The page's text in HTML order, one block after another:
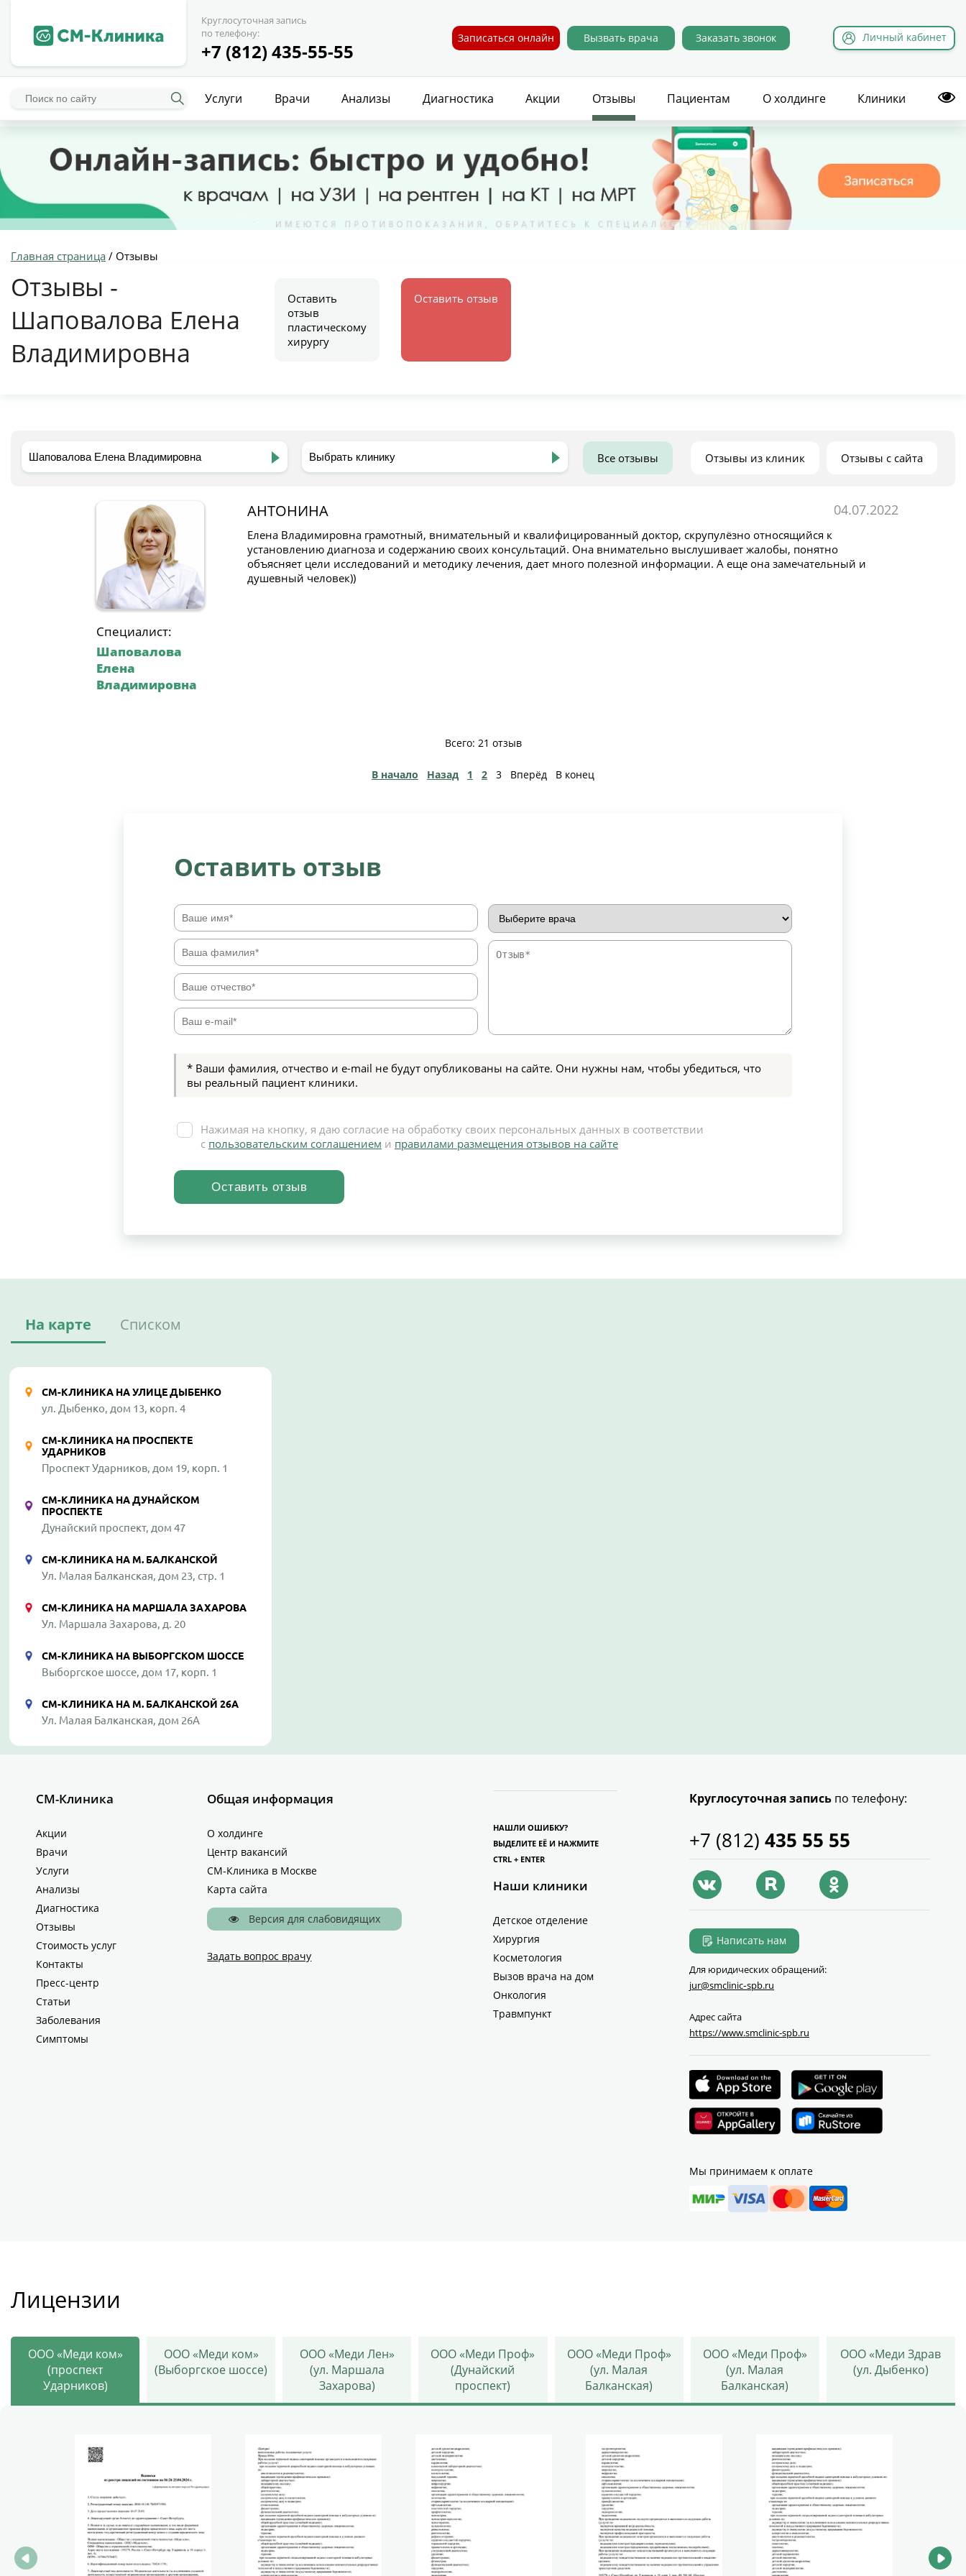
Круглосуточная запись
по телефону:
+7 (812) 435-55-55
Записаться онлайн Вызвать врача Заказать звонок Личный кабинет
Услуги Врачи Анализы Диагностика Акции Отзывы Пациентам О холдинге Клиники
Главная страница / Отзывы
Отзывы -
Шаповалова Елена
Владимировна
Оставить
отзыв
пластическому
хирургу
Оставить отзыв
Отзывы с сайта
Отзывы из клиник
Все отзывы
Специалист:
Шаповалова
Елена
Владимировна
АНТОНИНА 04.07.2022
Елена Владимировна грамотный, внимательный и квалифицированный доктор, скрупулёзно относящийся к
установлению диагноза и содержанию своих консультаций. Она внимательно выслушивает жалобы, понятно
объясняет цели исследований и методику лечения, дает много полезной информации. А еще она замечательный и
душевный человек))
Всего: 21 отзыв
В начало Назад 1 2 3 Вперёд В конец
Оставить отзыв
* Ваши фамилия, отчество и e-mail не будут опубликованы на сайте. Они нужны нам, чтобы убедиться, что
вы реальный пациент клиники.
Нажимая на кнопку, я даю согласие на обработку своих персональных данных в соответствии
с пользовательским соглашением и правилами размещения отзывов на сайте
На карте Списком
СМ-КЛИНИКА НА УЛИЦЕ ДЫБЕНКО
ул. Дыбенко, дом 13, корп. 4
СМ-КЛИНИКА НА ПРОСПЕКТЕ
УДАРНИКОВ
Проспект Ударников, дом 19, корп. 1
СМ-КЛИНИКА НА ДУНАЙСКОМ
ПРОСПЕКТЕ
Дунайский проспект, дом 47
СМ-КЛИНИКА НА М. БАЛКАНСКОЙ
Ул. Малая Балканская, дом 23, стр. 1
СМ-КЛИНИКА НА МАРШАЛА ЗАХАРОВА
Ул. Маршала Захарова, д. 20
СМ-КЛИНИКА НА ВЫБОРГСКОМ ШОССЕ
Выборгское шоссе, дом 17, корп. 1
СМ-КЛИНИКА НА М. БАЛКАНСКОЙ 26А
Ул. Малая Балканская, дом 26А
СМ-Клиника
Акции
Врачи
Услуги
Анализы
Диагностика
Отзывы
Стоимость услуг
Контакты
Пресс-центр
Статьи
Заболевания
Симптомы
Общая информация
О холдинге
Центр вакансий
СМ-Клиника в Москве
Карта сайта
Версия для слабовидящих
Задать вопрос врачу
НАШЛИ ОШИБКУ?
ВЫДЕЛИТЕ ЕЁ И НАЖМИТЕ
CTRL + ENTER
Наши клиники
Детское отделение
Хирургия
Косметология
Вызов врача на дом
Онкология
Травмпункт
Круглосуточная записьпо телефону:
+7 (812) 435 55 55
Написать нам
Для юридических обращений:
jur@smclinic‑spb.ru
Адрес сайта
https://www.smclinic-spb.ru
Мы принимаем к оплате
Лицензии
ООО «Меди ком»
(проспект
Ударников)
ООО «Меди ком»
(Выборгское шоссе)
ООО «Меди Лен»
(ул. Маршала
Захарова)
ООО «Меди Проф»
(Дунайский
проспект)
ООО «Меди Проф»
(ул. Малая
Балканская)
ООО «Меди Проф»
(ул. Малая
Балканская)
ООО «Меди Здрав
(ул. Дыбенко)